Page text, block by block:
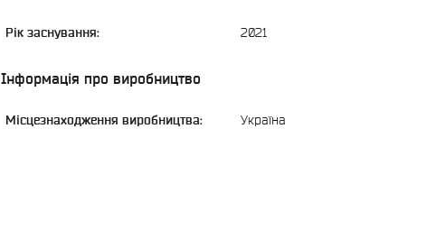
Рік заснування: 2021
Інформація про виробництво
Місцезнаходження виробництва: Україна